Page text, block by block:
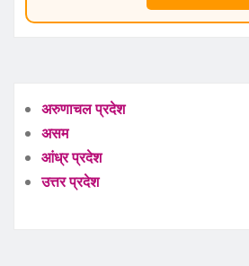
अरुणाचल प्रदेश
असम
आंध्र प्रदेश
उत्तर प्रदेश